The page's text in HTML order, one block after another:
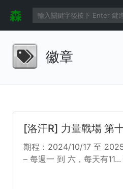
徽章
[洛汗R] 力量戰場 第
期程：2024/10/17 至
– 每週一 到 六，每天有11...